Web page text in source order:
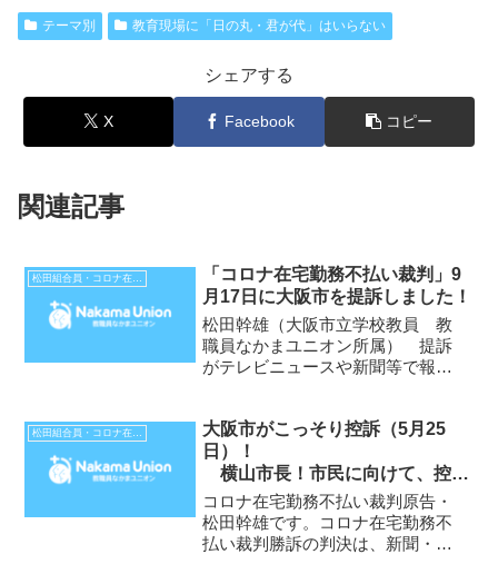
テーマ別 教育現場に「日の丸・君が代」はいらない
シェアする
X Facebook コピー
関連記事
松田組合員・コロナ在宅勤務不払い裁判
「コロナ在宅勤務不払い裁判」9
月17日に大阪市を提訴しました！
松田幹雄（大阪市立学校教員 教
職員なかまユニオン所属） 提訴
がテレビニュースや新聞等で報道
ています。詳しい状況は、9月17
日（木）16:30から毎日放送
（MBS）「ミント」で放送さ...
松田組合員・コロナ在宅勤務不払い裁判
大阪市がこっそり控訴（5月25
日）！
横山市長！市民に向けて、控訴
理由をしっかり説明しなさい
コロナ在宅勤務不払い裁判原告・
松田幹雄です。コロナ在宅勤務不
払い裁判勝訴の判決は、新聞・テ